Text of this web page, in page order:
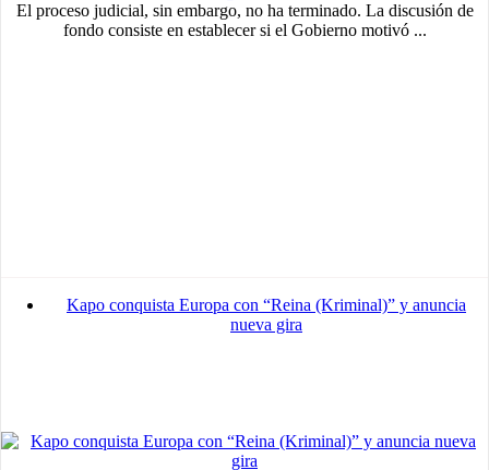
El proceso judicial, sin embargo, no ha terminado. La discusión de
fondo consiste en establecer si el Gobierno motivó ...
Kapo conquista Europa con “Reina (Kriminal)” y anuncia
nueva gira
Advertisement